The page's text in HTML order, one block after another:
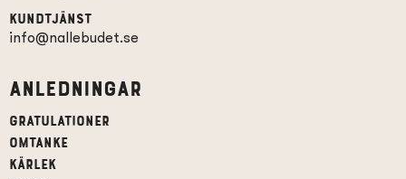
Kundtjänst
info@nallebudet.se
Anledningar
Gratulationer
Omtanke
Kärlek